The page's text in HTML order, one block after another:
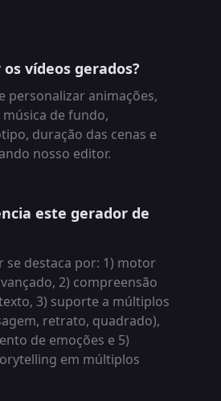
vídeos gerados?
personalizar animações,
de fundo,
duração das cenas e
nosso editor.
este gerador de
se destaca por: 1) motor
2) compreensão
3) suporte a múltiplos
retrato, quadrado),
de emoções e 5)
em múltiplos